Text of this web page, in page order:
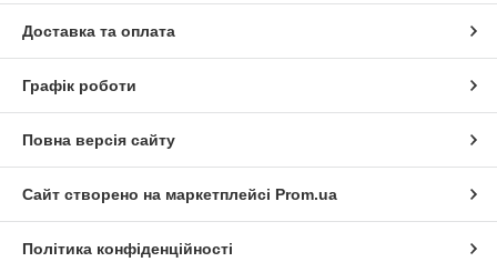
Доставка та оплата
Графік роботи
Повна версія сайту
Сайт створено на маркетплейсі Prom.ua
Політика конфіденційності